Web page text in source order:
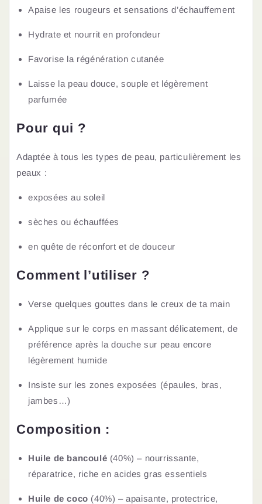
Apaise les rougeurs et sensations d’échauffement
Hydrate et nourrit en profondeur
Favorise la régénération cutanée
Laisse la peau douce, souple et légèrement
parfumée
Pour qui ?
Adaptée à tous les types de peau, particulièrement les
peaux :
exposées au soleil
sèches ou échauffées
en quête de réconfort et de douceur
Comment l’utiliser ?
Verse quelques gouttes dans le creux de ta main
Applique sur le corps en massant délicatement, de
préférence après la douche sur peau encore
légèrement humide
Insiste sur les zones exposées (épaules, bras,
jambes…)
Composition :
Huile de bancoulé (40%) – nourrissante,
réparatrice, riche en acides gras essentiels
Huile de coco (40%) – apaisante, protectrice,